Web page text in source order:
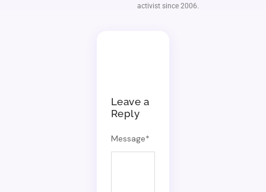
activist since 2006.
Leave a
Reply
Message*